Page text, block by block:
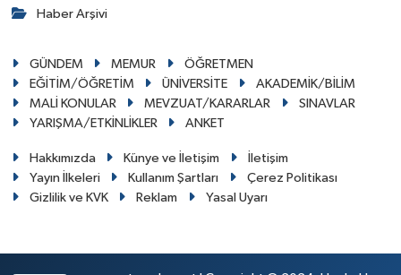
Haber Arşivi
GÜNDEM MEMUR
ÖĞRETMEN
EĞİTİM/ÖĞRETİM
ÜNİVERSİTE
AKADEMİK/BİLİM
MALİ KONULAR
MEVZUAT/KARARLAR
SINAVLAR
YARIŞMA/ETKİNLİKLER
ANKET
Hakkımızda Künye ve İletişim
İletişim
Yayın İlkeleri
Kullanım Şartları
Çerez Politikası
Gizlilik ve KVK
Reklam Yasal Uyarı